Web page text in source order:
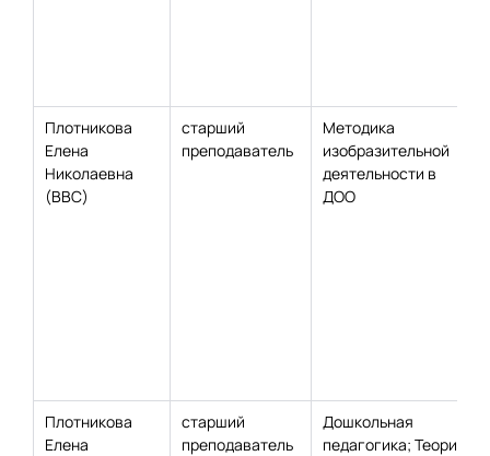
Плотникова
Елена
Николаевна
(ВВС)
старший
преподаватель
Методика
изобразительной
деятельности в
ДОО
Плотникова
Елена
старший
преподаватель
Дошкольная
педагогика; Теория